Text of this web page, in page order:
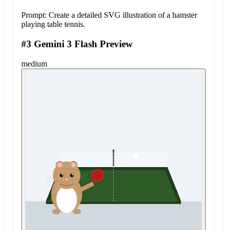
Prompt: Create a detailed SVG illustration of a hamster
playing table tennis.
#3 Gemini 3 Flash Preview
medium